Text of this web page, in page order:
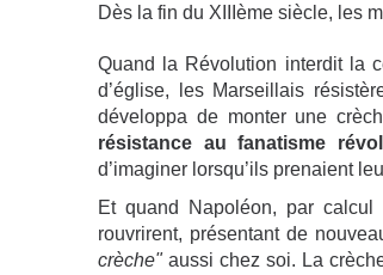
Dès la fin du XIIIème siècle, les
Quand la Révolution interdit la
d’église, les Marseillais
développa de monter une
résistance au fanatisme
d’imaginer lorsqu’ils prenaient
Et quand Napoléon, par
rouvrirent, présentant de
crèche"aussi chez soi. La